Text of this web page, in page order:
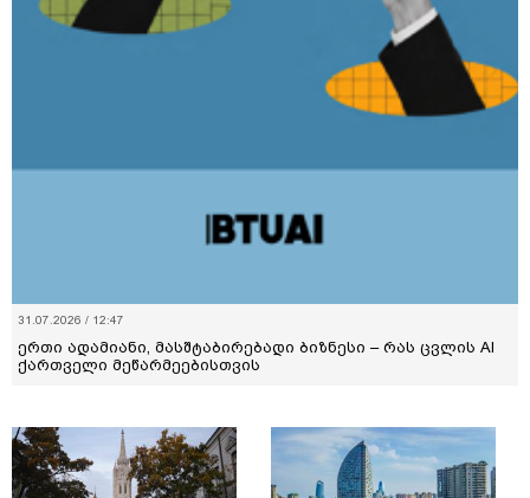
31.07.2026 / 12:47
ერთი ადამიანი, მასშტაბირებადი ბიზნესი – რას ცვლის AI
ქართველი მეწარმეებისთვის